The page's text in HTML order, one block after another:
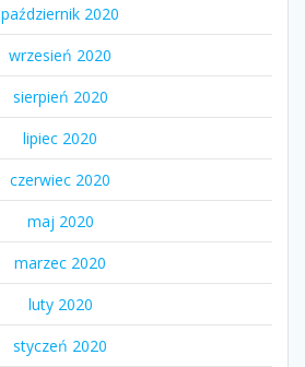
październik 2020
wrzesień 2020
sierpień 2020
lipiec 2020
czerwiec 2020
maj 2020
marzec 2020
luty 2020
styczeń 2020